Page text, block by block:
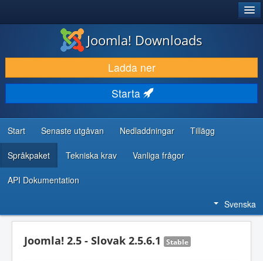
LADDA NER & UTÖKA
UPPTÄCK & LÄR
GEMENSKAP & SUPPORT
RESURSER FÖR UTVECKLARE
Joomla! Downloads
Ladda ner
Starta
Start Senaste utgåvan Nedladdningar Tillägg
Språkpaket Tekniska krav Vanliga frågor
API Dokumentation
Svenska
Joomla! 2.5 - Slovak 2.5.6.1 Stable